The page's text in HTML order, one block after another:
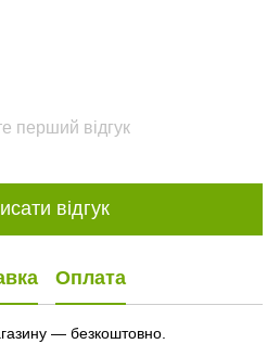
перший відгук
відгук
Оплата
— безкоштовно.